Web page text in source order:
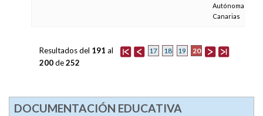
Autónoma de
Canarias
17 18 19 20
Resultados del 191 al
200de252
DOCUMENTACIÓN EDUCATIVA